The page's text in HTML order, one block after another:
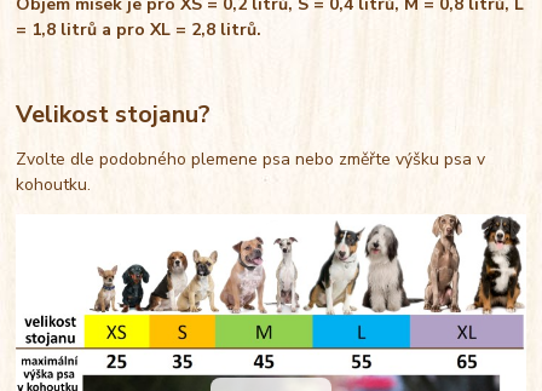
= 1,8 litrů a pro XL = 2,8 litrů.
Velikost stojanu?
Zvolte dle podobného plemene psa nebo změřte výšku psa v
kohoutku.